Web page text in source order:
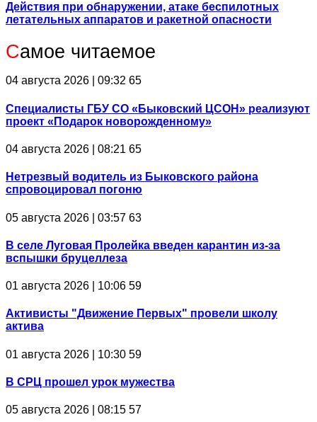
Действия при обнаружении, атаке беспилотных
летательных аппаратов и ракетной опасности
Самое читаемое
04 августа 2026 | 09:32 65
Специалисты ГБУ СО «Быковский ЦСОН» реализуют
проект «Подарок новорожденному»
04 августа 2026 | 08:21 65
Нетрезвый водитель из Быковского района
спровоцировал погоню
05 августа 2026 | 03:57 63
В селе Луговая Пролейка введен карантин из-за
вспышки бруцеллеза
01 августа 2026 | 10:06 59
Активисты "Движение Первых" провели школу
актива
01 августа 2026 | 10:30 59
В СРЦ прошел урок мужества
05 августа 2026 | 08:15 57